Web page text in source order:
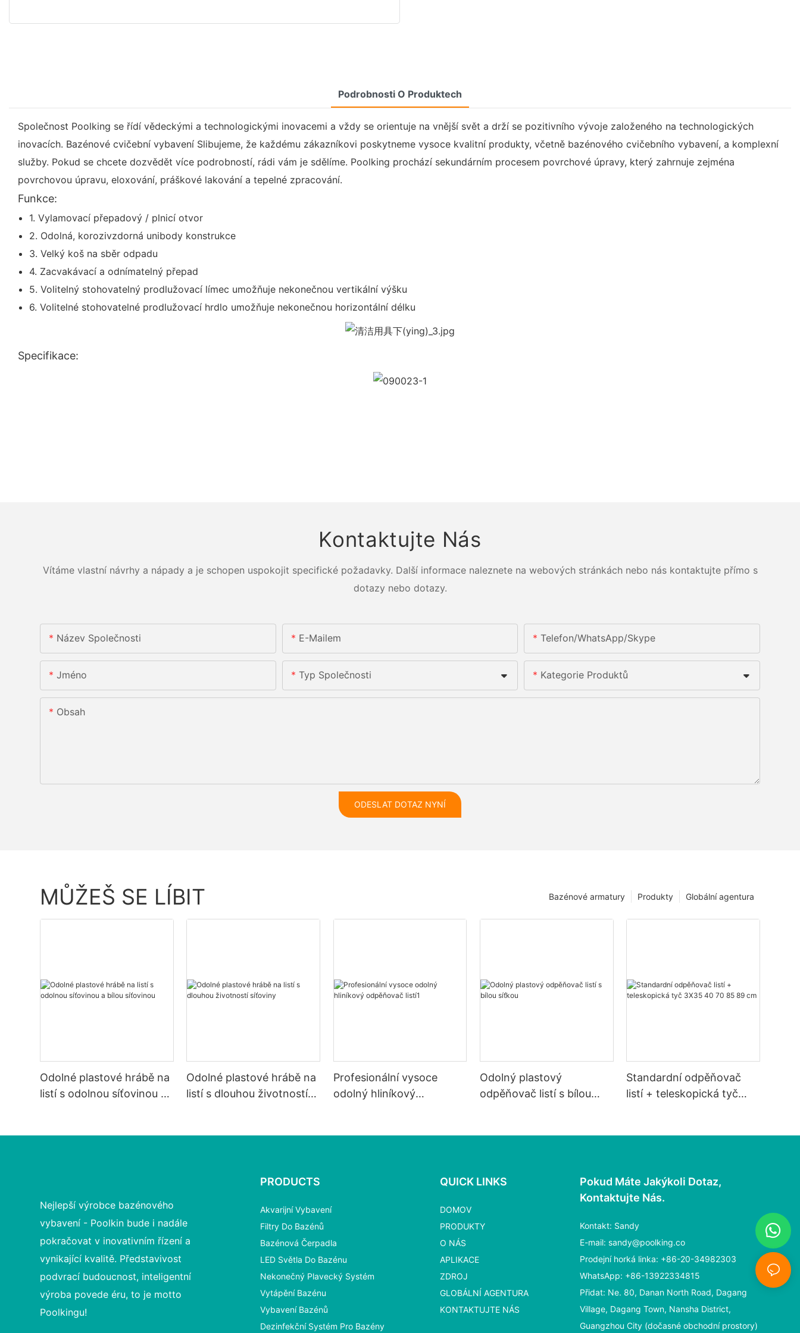
Podrobnosti O Produktech
Společnost Poolking se řídí vědeckými a technologickými inovacemi a vždy se orientuje na vnější svět a drží se pozitivního vývoje založeného na technologických
inovacích. Bazénové cvičební vybavení Slibujeme, že každému zákazníkovi poskytneme vysoce kvalitní produkty, včetně bazénového cvičebního vybavení, a komplexní
služby. Pokud se chcete dozvědět více podrobností, rádi vám je sdělíme. Poolking prochází sekundárním procesem povrchové úpravy, který zahrnuje zejména
povrchovou úpravu, eloxování, práškové lakování a tepelné zpracování.
Funkce:
1. Vylamovací přepadový / plnicí otvor
2. Odolná, korozivzdorná unibody konstrukce
3. Velký koš na sběr odpadu
4. Zacvakávací a odnímatelný přepad
5. Volitelný stohovatelný prodlužovací límec umožňuje nekonečnou vertikální výšku
6. Volitelné stohovatelné prodlužovací hrdlo umožňuje nekonečnou horizontální délku
Specifikace:
Kontaktujte Nás
Vítáme vlastní návrhy a nápady a je schopen uspokojit specifické požadavky. Další informace naleznete na webových stránkách nebo nás kontaktujte přímo s
dotazy nebo dotazy.
Název Společnosti E-Mailem Telefon/whatsApp/skype
Jméno Typ Společnosti Kategorie Produktů
Obsah
ODESLAT DOTAZ NYNÍ
MŮŽEŠ SE LÍBIT Globální agentura
Produkty
Bazénové armatury
Odolné plastové hrábě na
listí s odolnou síťovinou a
Odolné plastové hrábě na
listí s dlouhou životností
Profesionální vysoce
odolný hliníkový
Odolný plastový
odpěňovač listí s bílou
Standardní odpěňovač
listí + teleskopická tyč
Nejlepší výrobce bazénového
vybavení - Poolkin bude i nadále
pokračovat v inovativním řízení a
vynikající kvalitě. Představivost
podvrací budoucnost, inteligentní
výroba povede éru, to je motto
Poolkingu!
PRODUCTS
Akvarijní Vybavení
Filtry Do Bazénů
Bazénová Čerpadla
LED Světla Do Bazénu
Nekonečný Plavecký Systém
Vytápění Bazénu
Vybavení Bazénů
Dezinfekční Systém Pro Bazény
QUICK LINKS
DOMOV
PRODUKTY
O NÁS
APLIKACE
ZDROJ
GLOBÁLNÍ AGENTURA
KONTAKTUJTE NÁS
Pokud Máte Jakýkoli Dotaz,
Kontaktujte Nás.
Kontakt: Sandy
E-mail:sandy@poolking.co
Prodejní horká linka: +86-20-34982303
WhatsApp: +86-13922334815
Přidat: Ne. 80, Danan North Road, Dagang
Village, Dagang Town, Nansha District,
Guangzhou City (dočasné obchodní prostory)